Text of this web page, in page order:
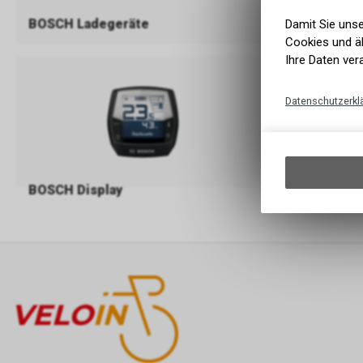
BOSCH Ladegeräte
BOSCH Display Shimano
Damit Sie
Cookies und
Ihre Daten